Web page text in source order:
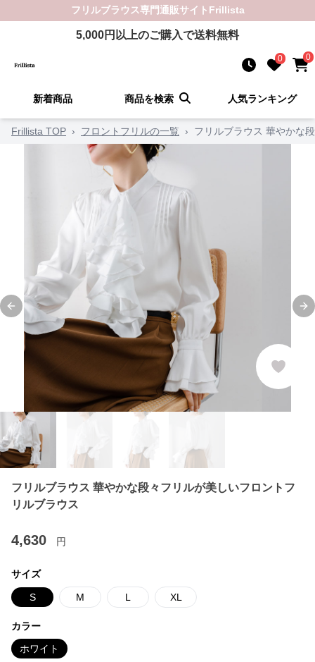
フリルブラウス専門通販サイト Frillista
5,000円以上のご購入で送料無料
0 0
新着商品 商品を検索 人気ランキング
Frillista TOP › フロントフリルの一覧 › フリルブラウス 華やかな
Previous slide
フリルブラウス 華やかな段々フリルが美しいフロントフ
リルブラウス
4,630 円
サイズ
S M L XL
カラー
ホワイト